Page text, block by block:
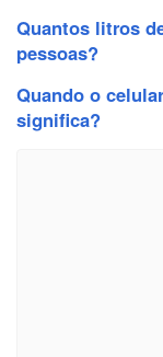
Quantos litros
pessoas?
Quando o
significa?